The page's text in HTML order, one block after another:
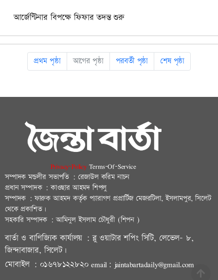
আর্জেন্টিনার বিপক্ষে ফিফার তদন্ত শুরু
প্রথম পৃষ্ঠা আগের পৃষ্ঠা পরবর্তী পৃষ্ঠা শেষ পৃষ্ঠা
Privacy-Policy Terms-Of-Service
সম্পাদক মন্ডলীর সভাপতি : রেজাউল করিম নাচন
প্রধান সম্পাদক : কাওছার আহমদ শিপলু
সম্পাদক : ফারুক আহমদ কর্তৃক প্যারাগণ প্রপ্রার্টিজ মেজরটিলা, ইসলামপুর, সিলেট
থেকে প্রকাশিত।
সহকারি সম্পাদক : আমিনুল ইসলাম চৌধুরী (শিপন )
বার্তা ও বাণিজ্যিক কার্যালয় : ব্লু ওয়াটার শপিং সিটি, লেভেল- ৮,
জিন্দাবাজার, সিলেট।
মোবাইল : ০১৬৭৮১২২৮২০ email: jaintabartadaily@gmail.com